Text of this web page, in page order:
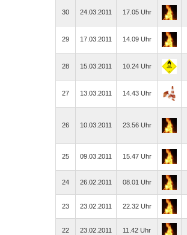
30 24.03.2011 17.05 Uhr
29 17.03.2011 14.09 Uhr
28 15.03.2011 10.24 Uhr
27 13.03.2011 14.43 Uhr
26 10.03.2011 23.56 Uhr
25 09.03.2011 15.47 Uhr
24 26.02.2011 08.01 Uhr
23 23.02.2011 22.32 Uhr
22 23.02.2011 11.42 Uhr